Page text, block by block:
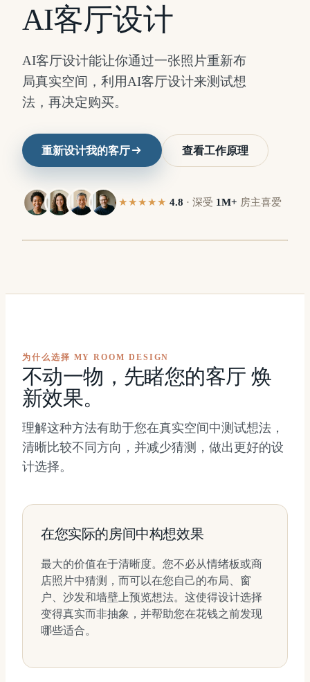
AI客厅设计
AI客厅设计能让你通过一张照片重新布
局真实空间，利用AI客厅设计来测试想
法，再决定购买。
重新设计我的客厅 查看工作原理
★★★★★ 4.8 · 深受 1M+ 房主喜爱
之
前
⇔
为什么选择 MY ROOM DESIGN
不动一物，先睹您的客厅 焕
新效果。
理解这种方法有助于您在真实空间中测试想法，
清晰比较不同方向，并减少猜测，做出更好的设
计选择。
在您实际的房间中构想效果
最大的价值在于清晰度。您不必从情绪板或商
店照片中猜测，而可以在您自己的布局、窗
户、沙发和墙壁上预览想法。这使得设计选择
变得真实而非抽象，并帮助您在花钱之前发现
哪些适合。